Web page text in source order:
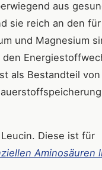
aus
sie reich an den für
und Magnesium
als Bestandteil von
Diese ist für
Aminosäuren